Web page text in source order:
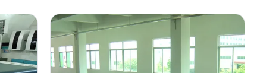
...
a uniform coating layer onto flat or profiled
substrates in a non-contact, high-speed
continuous process. Available in flat
furniture, ...